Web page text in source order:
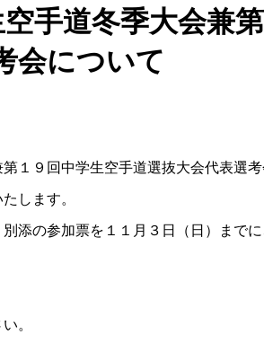
手道冬季大会兼
会について
１９回中学生空手道選抜大会代表選
します。
添の参加票を１１月３日（日）まで
。